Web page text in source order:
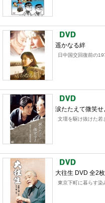
遥かなる絆
日中国交回復前の
涙たたえて微笑せ
文壇を駆け抜けた若
大往生 DVD 全2枚
東京下町に暮らす染